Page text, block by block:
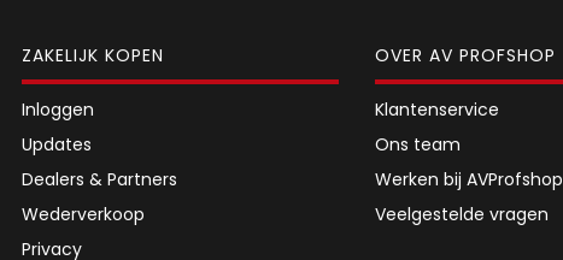
ZAKELIJK KOPEN
Inloggen
Updates
Dealers & Partners
Wederverkoop
Privacy
OVER AV PROFSHOP
Klantenservice
Ons team
Werken bij AVProfshop
Veelgestelde vragen